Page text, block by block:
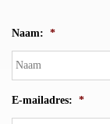
Naam: *
E-mailadres: *